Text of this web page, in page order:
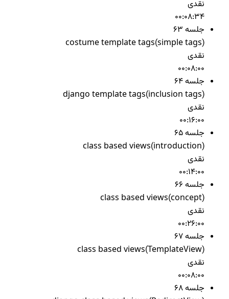
نقدی
00:08:34
جلسه 63
costume template tags(simple tags)
نقدی
00:08:00
جلسه 64
django template tags(inclusion tags)
نقدی
00:16:00
جلسه 65
class based views(introduction)
نقدی
00:14:00
جلسه 66
class based views(concept)
نقدی
00:26:00
جلسه 67
class based views(TemplateView)
نقدی
00:08:00
جلسه 68